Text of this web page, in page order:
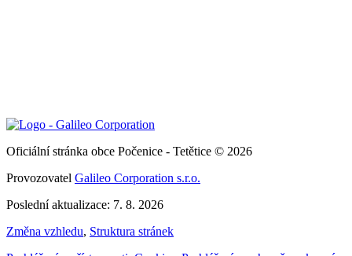
Oficiální stránka obce Počenice - Tetětice © 2026
Provozovatel Galileo Corporation s.r.o.
Poslední aktualizace: 7. 8. 2026
Změna vzhledu, Struktura stránek